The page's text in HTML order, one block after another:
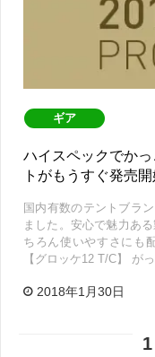
ギア
ハイスペックでか
トがもうすぐ発売開
国内有数のテントブラ
ました。安心で魅力あ
ちろん使いやすさにも
【グロッケ12 T/C】 が
2018年1月30日
1